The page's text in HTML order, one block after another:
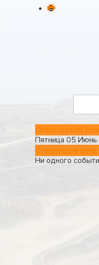
Предыдущий
Пятница 05
Следующий день
Ни одного